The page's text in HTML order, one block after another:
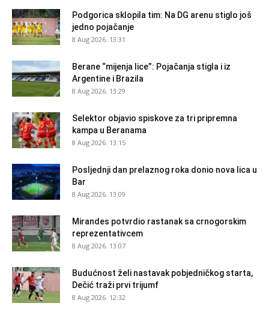
Podgorica sklopila tim: Na DG arenu stiglo još
jedno pojačanje
8 Aug 2026. 13:31
Berane “mijenja lice”: Pojačanja stigla i iz
Argentine i Brazila
8 Aug 2026. 13:29
Selektor objavio spiskove za tri pripremna
kampa u Beranama
8 Aug 2026. 13:15
Posljednji dan prelaznog roka donio nova lica u
Bar
8 Aug 2026. 13:09
Mirandes potvrdio rastanak sa crnogorskim
reprezentativcem
8 Aug 2026. 13:07
Budućnost želi nastavak pobjedničkog starta,
Dečić traži prvi trijumf
8 Aug 2026. 12:32